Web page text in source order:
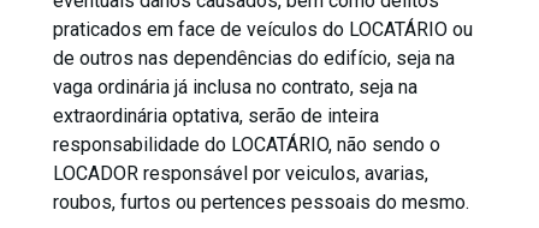
praticados em face de veículos do LOCATÁRIO ou
de outros nas dependências do edifício, seja na
vaga ordinária já inclusa no contrato, seja na
extraordinária optativa, serão de inteira
responsabilidade do LOCATÁRIO, não sendo o
LOCADOR responsável por veiculos, avarias,
roubos, furtos ou pertences pessoais do mesmo.